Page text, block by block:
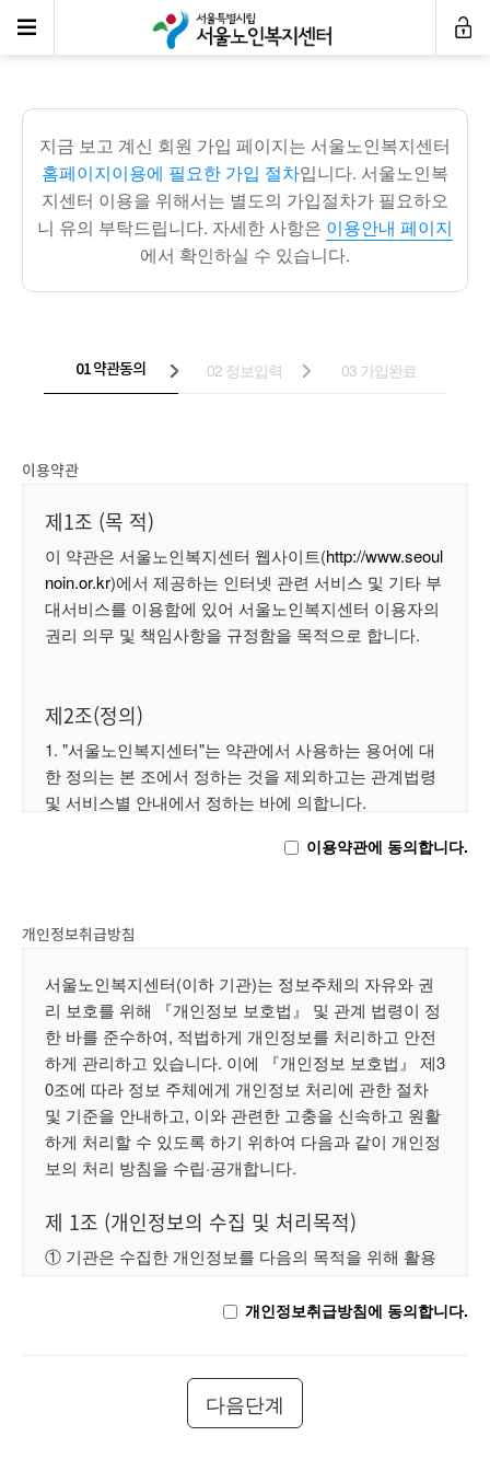
서울노인복지센터 홈페이지회원 가입 안내
지금 보고 계신 회원 가입 페이지는 서울노인복지센터
홈페이지이용에 필요한 가입 절차입니다. 서울노인복
지센터 이용을 위해서는 별도의 가입절차가 필요하오
니 유의 부탁드립니다. 자세한 사항은 이용안내 페이지
에서 확인하실 수 있습니다.
01 약관동의 02 정보입력 03 가입완료
이용약관
제1조 (목 적)
이 약관은 서울노인복지센터 웹사이트(http://www.seoul
noin.or.kr)에서 제공하는 인터넷 관련 서비스 및 기타 부
대서비스를 이용함에 있어 서울노인복지센터 이용자의
권리 의무 및 책임사항을 규정함을 목적으로 합니다.
제2조(정의)
1. "서울노인복지센터"는 약관에서 사용하는 용어에 대
한 정의는 본 조에서 정하는 것을 제외하고는 관계법령
및 서비스별 안내에서 정하는 바에 의합니다.
	b. "이용자"란 "기관" 웹사이트에 접속하여 본 약관
니다.
제3조 (약관의 명시와 개정)
1. "서울노인복지센터"는 이 약관의 내용과 상호, 영업소
소재지, 연락처(전화, 전자우편 주소등) 등을 회원이 알
수 있도록 서울노인복지센터 웹사이트(http://www.seoul
noin.or.kr)에 게시합니다.
2. "서울노인복지센터"는 약관의규제등에관한법률, 전
자거래기본법, 전자서명법, 정보통신망이용촉진등에관
법을 위배하지 않는 범위에서 이 약관을 개정할 수 있습
3. "서울노인복지센터"가 약관을 개정할 경우에는 적용
일자 및 개정사유를 명시하여 현행약관과 함께 서울노
이용약관에 동의합니다.
개인정보취급방침
서울노인복지센터(이하 기관)는 정보주체의 자유와 권
리 보호를 위해 『개인정보 보호법』 및 관계 법령이 정
한 바를 준수하여, 적법하게 개인정보를 처리하고 안전
하게 관리하고 있습니다. 이에 『개인정보 보호법』 제3
0조에 따라 정보 주체에게 개인정보 처리에 관한 절차
및 기준을 안내하고, 이와 관련한 고충을 신속하고 원활
하게 처리할 수 있도록 하기 위하여 다음과 같이 개인정
보의 처리 방침을 수립·공개합니다.
제 1조 (개인정보의 수집 및 처리목적)
① 기관은 수집한 개인정보를 다음의 목적을 위해 활용
인, 불량회원의 부정 이용 방지와 비인가 사용 방지, 가
입 및 가입횟수 제한, 추후 법정 대리인 본인확인, 분쟁
개인정보취급방침에 동의합니다.
다음단계